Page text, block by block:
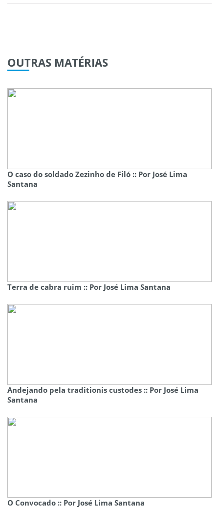
OUTRAS MATÉRIAS
O caso do soldado Zezinho de Filó :: Por José Lima
Santana
Terra de cabra ruim :: Por José Lima Santana
Andejando pela traditionis custodes :: Por José Lima
Santana
O Convocado :: Por José Lima Santana